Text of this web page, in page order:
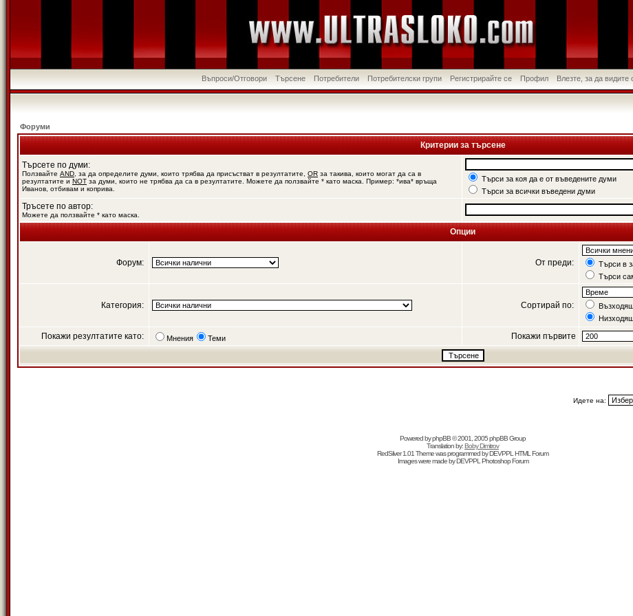
Въпроси/Отговори Търсене Потребители Потребителски групи Регистрирайте се Профил Влезте, за да
Форуми
Критерии за търсене
Търсете по думи:
Ползвайте AND , за да определите думи, които трябва да присъстват в резултатите, OR за такива, които могат да са в
резултатите и NOT за думи, които не трябва да са в резултатите. Можете да ползвайте * като маска. Пример: *ива* връща
Иванов, отбивам и коприва.
Търси за коя да е от въведените думи
Търси за всички въведени думи
Тръсете по автор:
Можете да ползвайте * като маска.
Опции
Форум: От преди:
Търси в
Търси
Категория: Сортирай по:
Покажи резултатите като: Мнения Теми Покажи първите
Идете на:
Powered byphpBB© 2001, 2005 phpBB Group
Translation by:Boby Dimitrov
RedSilver 1.01 Theme was programmed byDEVPPL HTML Forum
Images were made byDEVPPL Photoshop Forum